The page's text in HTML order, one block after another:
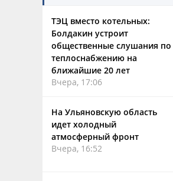
ТЭЦ вместо котельных:
Болдакин устроит
общественные слушания по
теплоснабжению на
ближайшие 20 лет
Вчера, 17:06
На Ульяновскую область
идет холодный
атмосферный фронт
Вчера, 16:52